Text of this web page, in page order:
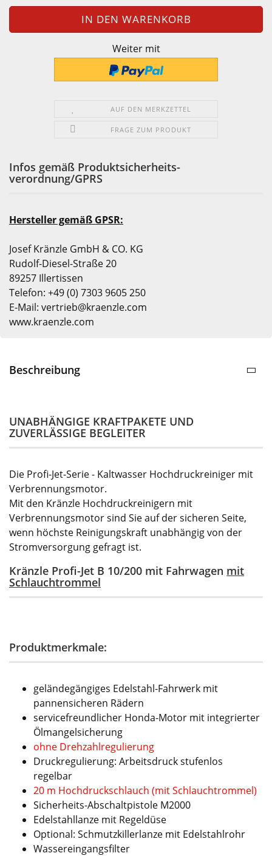
Weiter mit
AUF DEN MERKZETTEL
FRAGE ZUM PRODUKT
Infos gemäß Produktsicherheits-
verordnung/GPRS
Hersteller gemäß GPSR:
Josef Kränzle GmbH & CO. KG
Rudolf-Diesel-Straße 20
89257 Illertissen
Telefon: +49 (0) 7303 9605 250
E-Mail: vertrieb@kraenzle.com
www.kraenzle.com
Beschreibung
UNABHÄNGIGE KRAFTPAKETE UND
ZUVERLÄSSIGE BEGLEITER
Die Profi-Jet-Serie - Kaltwasser Hochdruckreiniger mit
Verbrennungsmotor.
Mit den Kränzle Hochdruckreinigern mit
Verbrennungsmotor sind Sie auf der sicheren Seite,
wenn höchste Reinigungskraft unabhängig von der
Stromversorgung gefragt ist.
Kränzle Profi-Jet B 10/200 mit Fahrwagen mit
Schlauchtrommel
Produktmerkmale:
geländegängiges Edelstahl-Fahrwerk mit
pannensicheren Rädern
servicefreundlicher Honda-Motor mit integrierter
Ölmangelsicherung
ohne Drehzahlregulierung
Druckregulierung: Arbeitsdruck stufenlos
regelbar
20 m Hochdruckschlauch (mit Schlauchtrommel)
Sicherheits-Abschaltpistole M2000
Edelstahllanze mit Regeldüse
Optional: Schmutzkillerlanze mit Edelstahlrohr
Wassereingangsfilter